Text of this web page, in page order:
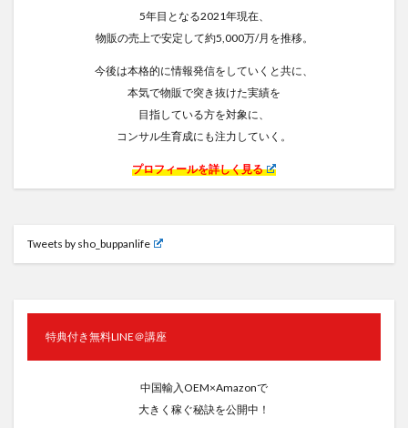
5年目となる2021年現在、
物販の売上で安定して約5,000万/月を推移。
今後は本格的に情報発信をしていくと共に、
本気で物販で突き抜けた実績を
目指している方を対象に、
コンサル生育成にも注力していく。
プロフィールを詳しく見る
Tweets by sho_buppanlife
特典付き無料LINE＠講座
中国輸入OEM×Amazonで
大きく稼ぐ秘訣を公開中！